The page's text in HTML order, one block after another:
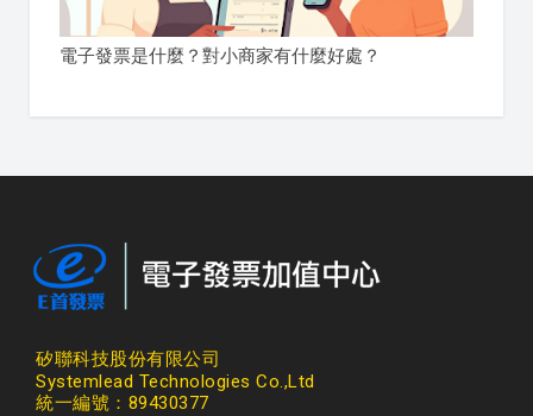
電子發票是什麼？對小商家有什麼好處？
矽聯科技股份有限公司
Systemlead Technologies Co.,Ltd
統一編號：89430377